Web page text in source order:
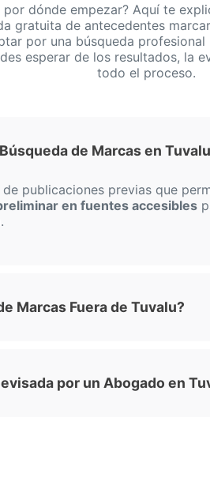
por dónde empezar? Aquí te
gratuita de antecedentes
por una búsqueda
esperar de los resultados, la
todo el proceso.
de Marcas en
publicaciones previas que
en fuentes accesibles
Marcas Fuera de Tuvalu?
por un Abogado en